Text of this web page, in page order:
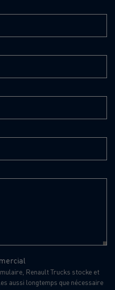
Renault Trucks stocke et
aussi longtemps que nécessaire